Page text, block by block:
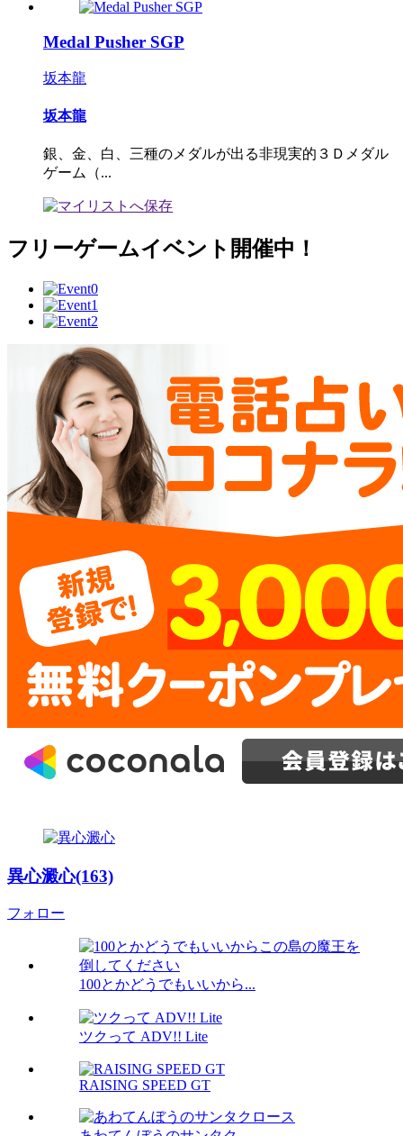
Medal Pusher SGP
坂本龍
坂本龍
銀、金、白、三種のメダルが出る非現実的３Ｄメダル
ゲーム（...
フリーゲームイベント開催中！
異心澱心(163)
フォロー
100とかどうでもいいから...
ツクって ADV!! Lite
RAISING SPEED GT